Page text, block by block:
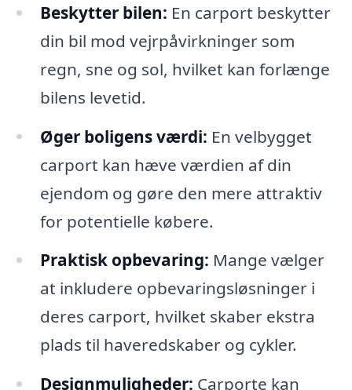
Beskytter bilen: En carport beskytter
din bil mod vejrpåvirkninger som
regn, sne og sol, hvilket kan forlænge
bilens levetid.
Øger boligens værdi: En velbygget
carport kan hæve værdien af din
ejendom og gøre den mere attraktiv
for potentielle købere.
Praktisk opbevaring: Mange vælger
at inkludere opbevaringsløsninger i
deres carport, hvilket skaber ekstra
plads til haveredskaber og cykler.
Designmuligheder: Carporte kan